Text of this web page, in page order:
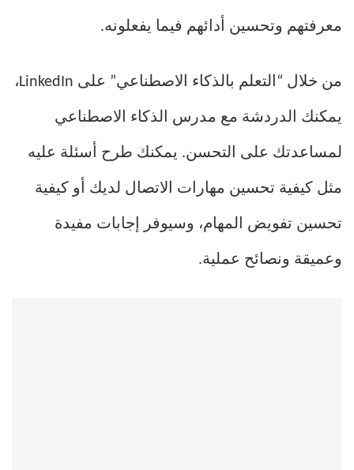
معرفتهم وتحسين أدائهم فيما يفعلونه.
من خلال “التعلم بالذكاء الاصطناعي” على LinkedIn،
يمكنك الدردشة مع مدرس الذكاء الاصطناعي
لمساعدتك على التحسن. يمكنك طرح أسئلة عليه
مثل كيفية تحسين مهارات الاتصال لديك أو كيفية
تحسين تفويض المهام، وسيوفر إجابات مفيدة
وعميقة ونصائح عملية.